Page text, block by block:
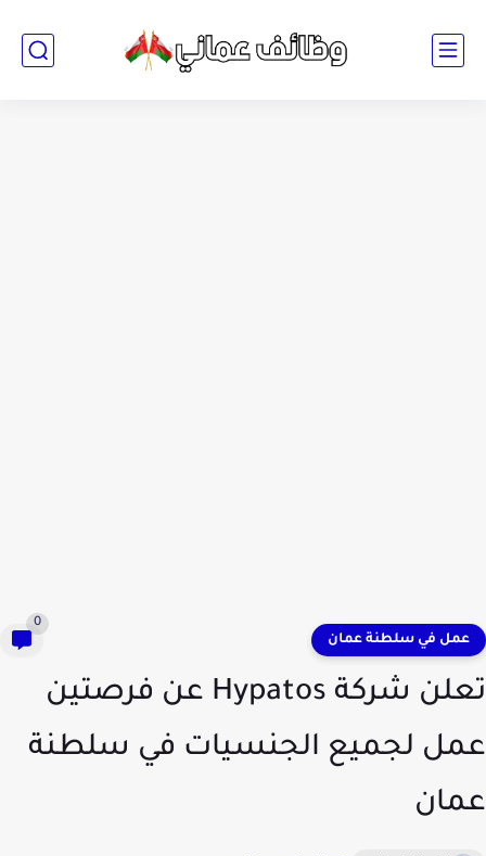
عمل في سلطنة عمان
0
تعلن شركة Hypatos عن فرصتين
عمل لجميع الجنسيات في سلطنة
عمان